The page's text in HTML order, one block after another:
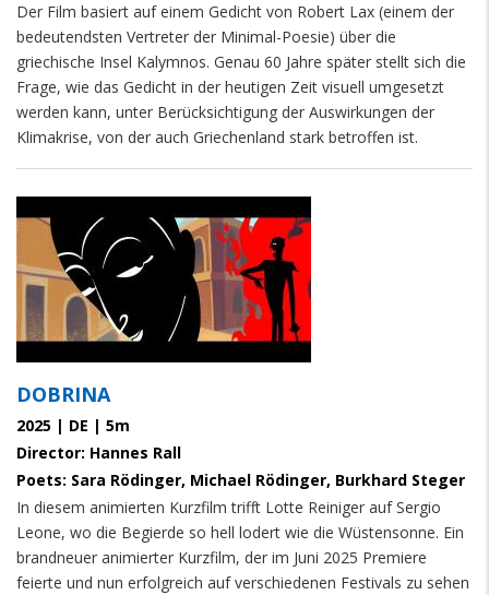
Der Film basiert auf einem Gedicht von Robert Lax (einem der
bedeutendsten Vertreter der Minimal-Poesie) über die
griechische Insel Kalymnos. Genau 60 Jahre später stellt sich die
Frage, wie das Gedicht in der heutigen Zeit visuell umgesetzt
werden kann, unter Berücksichtigung der Auswirkungen der
Klimakrise, von der auch Griechenland stark betroffen ist.
DOBRINA
2025 | DE | 5m
Director: Hannes Rall
Poets: Sara Rödinger, Michael Rödinger, Burkhard Steger
In diesem animierten Kurzfilm trifft Lotte Reiniger auf Sergio
Leone, wo die Begierde so hell lodert wie die Wüstensonne. Ein
brandneuer animierter Kurzfilm, der im Juni 2025 Premiere
feierte und nun erfolgreich auf verschiedenen Festivals zu sehen